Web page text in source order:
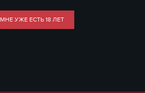
МНЕ УЖЕ ЕСТЬ 18 ЛЕТ